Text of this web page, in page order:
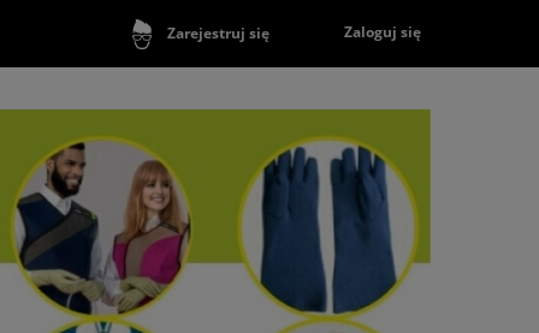
Zarejestruj się Zaloguj się